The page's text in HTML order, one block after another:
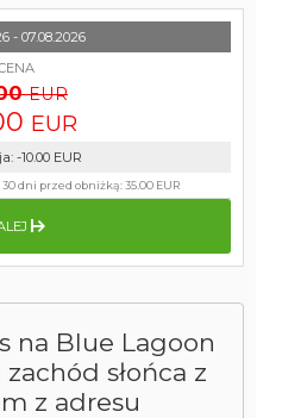
na Blue Lagoon
słońca z
z adresu
- 07.08.2026
EUR
EUR
: -10.00 EUR
dni przed obniżką:35.00 EUR